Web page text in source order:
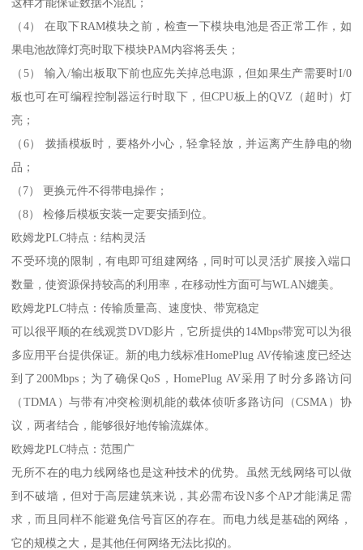
（4） 在取下RAM模块之前，检查一下模块电池是否正常工作，如
果电池故障灯亮时取下模块PAM内容将丢失；
（5） 输入/输出板取下前也应先关掉总电源，但如果生产需要时I/0
板也可在可编程控制器运行时取下，但CPU板上的QVZ（超时）灯
亮；
（6） 拨插模板时，要格外小心，轻拿轻放，并运离产生静电的物
品；
（7） 更换元件不得带电操作；
（8） 检修后模板安装一定要安插到位。
欧姆龙PLC特点：结构灵活
不受环境的限制，有电即可组建网络，同时可以灵活扩展接入端口
数量，使资源保持较高的利用率，在移动性方面可与WLAN媲美。
欧姆龙PLC特点：传输质量高、速度快、带宽稳定
可以很平顺的在线观赏DVD影片，它所提供的14Mbps带宽可以为很
多应用平台提供保证。新的电力线标准HomePlug AV传输速度已经达
到了200Mbps；为了确保QoS，HomePlug AV采用了时分多路访问
（TDMA）与带有冲突检测机能的载体侦听多路访问（CSMA）协
议，两者结合，能够很好地传输流媒体。
欧姆龙PLC特点：范围广
无所不在的电力线网络也是这种技术的优势。虽然无线网络可以做
到不破墙，但对于高层建筑来说，其必需布设N多个AP才能满足需
求，而且同样不能避免信号盲区的存在。而电力线是基础的网络，
它的规模之大，是其他任何网络无法比拟的。